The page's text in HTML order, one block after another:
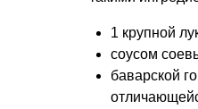
1 крупной
соусом
баварской